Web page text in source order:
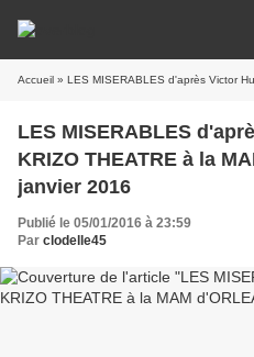
Accueil » LES MISERABLES d'après Victor Hugo Cie
LES MISERABLES
KRIZO THEATRE à la
janvier 2016
Publié le 05/01/2016 à 23:59
Par clodelle45